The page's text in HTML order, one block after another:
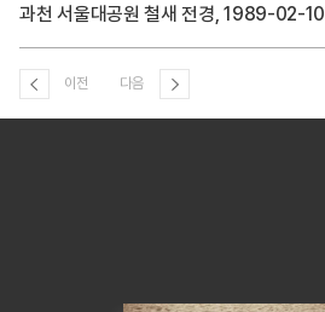
과천 서울대공원 철새 전경, 1989-02-10
이전 다음